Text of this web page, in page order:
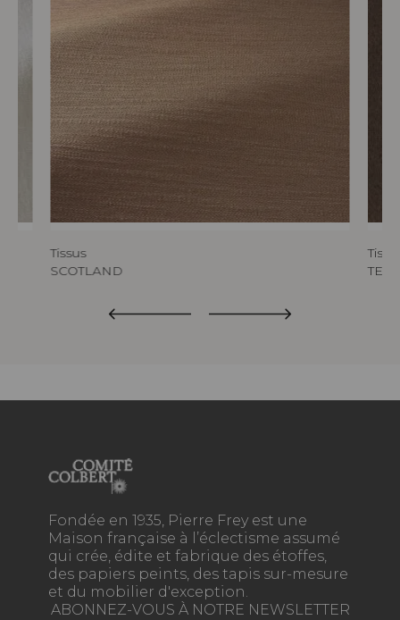
Tissus
SCOTLAND
Fondée en 1935, Pierre Frey est une
Maison française à l’éclectisme assumé
qui crée, édite et fabrique des étoffes,
des papiers peints, des tapis sur-mesure
et du mobilier d'exception.
ABONNEZ-VOUS À NOTRE NEWSLETTER